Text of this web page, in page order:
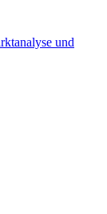
und